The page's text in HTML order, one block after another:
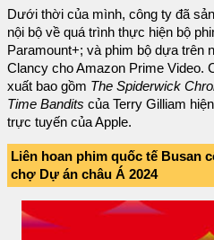
Dưới thời của mình, công ty đã
nội bộ về quá trình thực hiện bộ
Paramount+; và phim bộ dựa trên
Clancy cho Amazon Prime Video.
xuất bao gồm The Spiderwick
Time Bandits của Terry Gilliam
trực tuyến của Apple.
Liên hoan phim quốc tế Busan
chợ Dự án châu Á 2024